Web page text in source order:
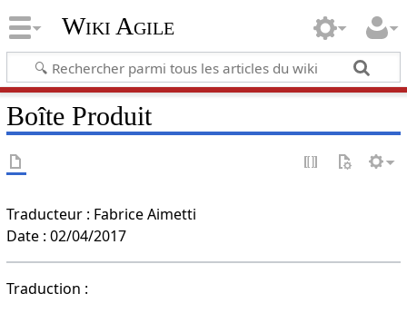
Wiki Agile
Boîte Produit
Traducteur : Fabrice Aimetti
Date : 02/04/2017
Traduction :